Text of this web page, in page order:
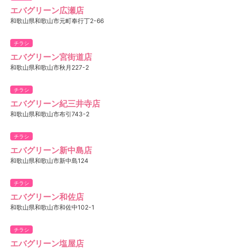
エバグリーン広瀬店
和歌山県和歌山市元町奉行丁2-66
チラシ
エバグリーン宮街道店
和歌山県和歌山市秋月227-2
チラシ
エバグリーン紀三井寺店
和歌山県和歌山市布引743-2
チラシ
エバグリーン新中島店
和歌山県和歌山市新中島124
チラシ
エバグリーン和佐店
和歌山県和歌山市和佐中102-1
チラシ
エバグリーン塩屋店